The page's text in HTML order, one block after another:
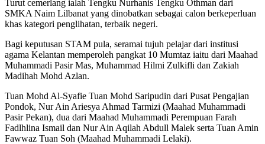
Turut cemerlang ialah Tengku Nurhanis Tengku Othman dari
SMKA Naim Lilbanat yang dinobatkan sebagai calon berkeperluan
khas kategori penglihatan, terbaik negeri.
Bagi keputusan STAM pula, seramai tujuh pelajar dari institusi
agama Kelantan memperoleh pangkat 10 Mumtaz iaitu dari Maahad
Muhammadi Pasir Mas, Muhammad Hilmi Zulkifli dan Zakiah
Madihah Mohd Azlan.
Tuan Mohd Al-Syafie Tuan Mohd Saripudin dari Pusat Pengajian
Pondok, Nur Ain Ariesya Ahmad Tarmizi (Maahad Muhammadi
Pasir Pekan), dua dari Maahad Muhammadi Perempuan Farah
Fadlhlina Ismail dan Nur Ain Aqilah Abdull Malek serta Tuan Amin
Fawwaz Tuan Soh (Maahad Muhammadi Lelaki).